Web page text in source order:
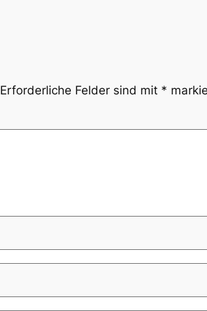
Erforderliche Felder sind mit *